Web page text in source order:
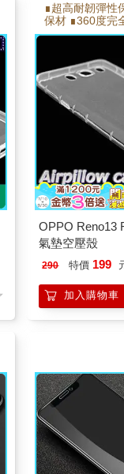
∎超高耐韌彈性
保材 ∎360度完
∎側邊氣墊,邊
折能反覆拆卸
OPPO Reno13
氣墊空壓殼
290 特價 199
加入購物車